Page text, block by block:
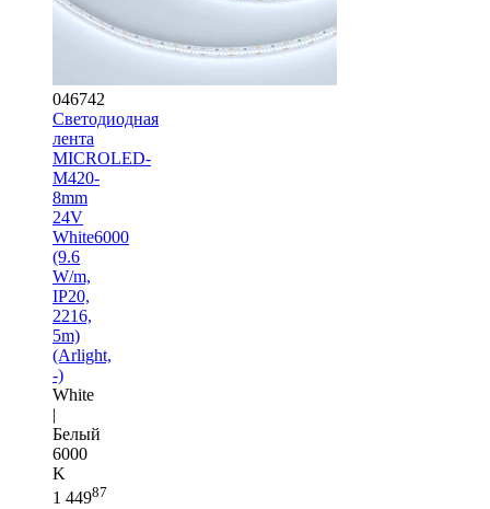
046742
Светодиодная
лента
MICROLED-
M420-
8mm
24V
White6000
(9.6
W/m,
IP20,
2216,
5m)
(Arlight,
-)
White
|
Белый
6000
K
1 44987